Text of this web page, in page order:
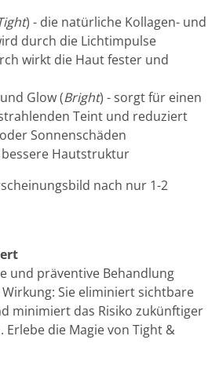
) - die natürliche Kollagen- und
durch die Lichtimpulse
wirkt die Haut fester und
Glow (Bright) - sorgt für einen
Teint und reduziert
Sonnenschäden
Hautstruktur
nach nur 1-2
und präventive Behandlung
Sie eliminiert sichtbare
minimiert das Risiko zukünftiger
die Magie von Tight &